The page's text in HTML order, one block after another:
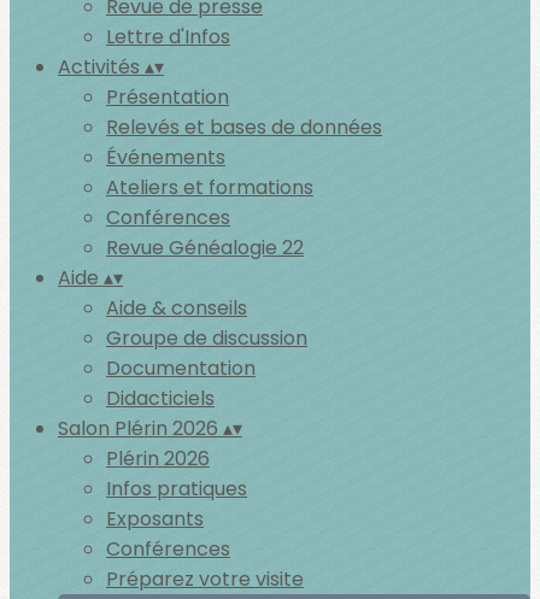
Revue de presse
Lettre d'Infos
Activités ▴▾
Présentation
Relevés et bases de données
Événements
Ateliers et formations
Conférences
Revue Généalogie 22
Aide ▴▾
Aide & conseils
Groupe de discussion
Documentation
Didacticiels
Salon Plérin 2026 ▴▾
Plérin 2026
Infos pratiques
Exposants
Conférences
Préparez votre visite